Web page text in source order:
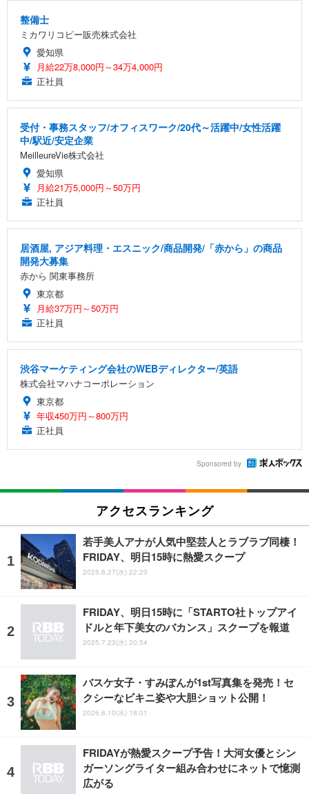
整備士
ミカワリコピー販売株式会社
愛知県
月給22万8,000円～34万4,000円
正社員
受付・事務スタッフ/オフィスワーク/20代～活躍中/女性活躍
中/駅近/安定企業
MeilleureVie株式会社
愛知県
月給21万5,000円～50万円
正社員
居酒屋, アジア料理・エスニック/商品開発/「赤から」の商品
開発大募集
赤から 関東事務所
東京都
月給37万円～50万円
正社員
渋谷マーケティング会社のWEBディレクター/英語
株式会社マハナコーポレーション
東京都
年収450万円～800万円
正社員
Sponsored by
アクセスランキング
若手美人アナが人気中堅芸人とラブラブ同棲！
FRIDAY、明日15時に熱愛スクープ
2025.8.27(水) 22:20
FRIDAY、明日15時に「STARTO社トップアイ
ドルと年下美女のバカンス」スクープを報道
2025.7.23(水) 20:54
バスケ女子・すみぽんが1st写真集を発売！セ
クシーなビキニ姿や大胆ショット公開！
2026.6.10(水) 18:01
FRIDAYが熱愛スクープ予告！大河女優とシン
ガーソングライター組み合わせにネットで憶測
広がる